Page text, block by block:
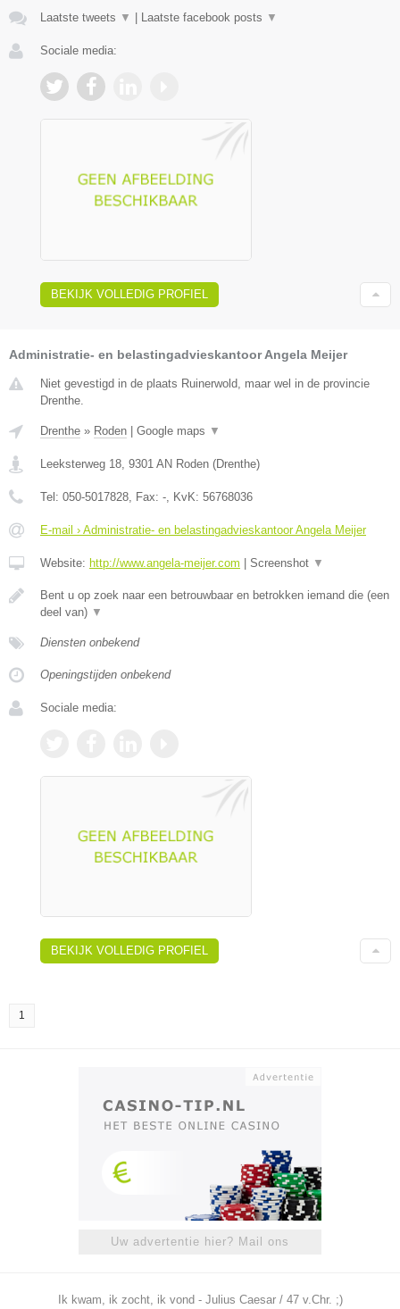
Laatste tweets ▼ Laatste facebook posts ▼
Sociale media:
BEKIJK VOLLEDIG PROFIEL
Administratie- en belastingadvieskantoor Angela Meijer
Niet gevestigd in de plaats Ruinerwold, maar wel in de provincie
Drenthe.
Drenthe » Roden | Google maps ▼
Leeksterweg 18 9301 AN Roden (Drenthe)
Tel: 050-5017828 , Fax: - , KvK: 56768036
E-mail › Administratie- en belastingadvieskantoor Angela Meijer
Website: http://www.angela-meijer.com | Screenshot ▼
Bent u op zoek naar een betrouwbaar en betrokken iemand die (een
deel van) ▼
Diensten onbekend
Openingstijden onbekend
Sociale media:
BEKIJK VOLLEDIG PROFIEL
1
Uw advertentie hier? Mail ons
Ik kwam, ik zocht, ik vond - Julius Caesar / 47 v.Chr. ;)